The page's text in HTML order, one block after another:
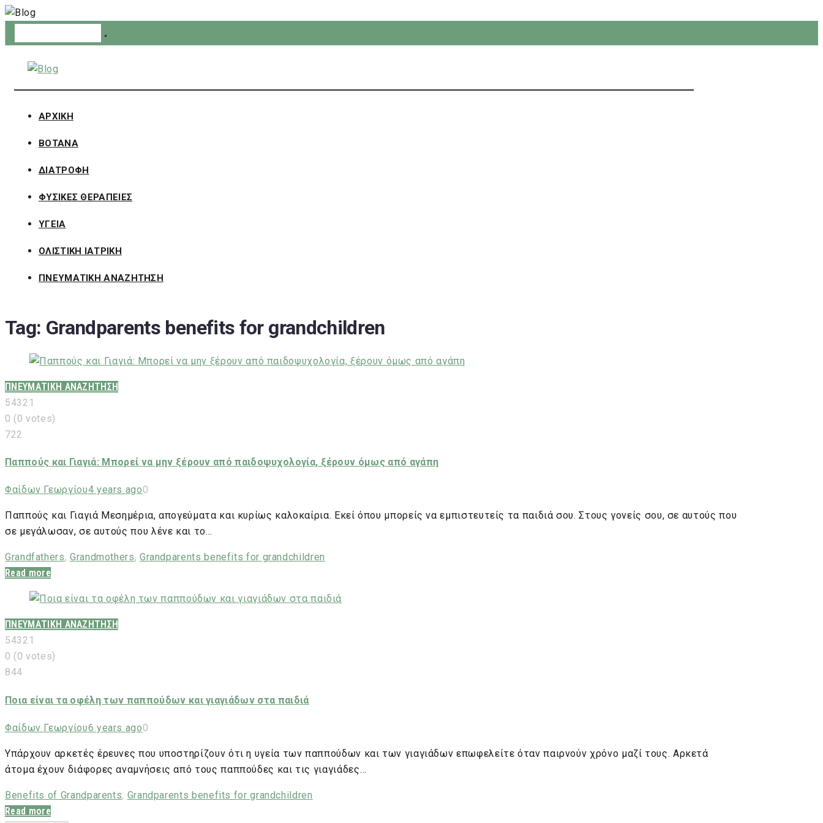
Skip
to
content
ΑΡΧΙΚΗ
ΒΟΤΑΝΑ
ΔΙΑΤΡΟΦΗ
ΦΥΣΙΚΕΣ ΘΕΡΑΠΕΙΕΣ
ΥΓΕΙΑ
ΟΛΙΣΤΙΚΗ ΙΑΤΡΙΚΗ
ΠΝΕΥΜΑΤΙΚΗ ΑΝΑΖΗΤΗΣΗ
Tag: Grandparents benefits for grandchildren
ΠΝΕΥΜΑΤΙΚΗ ΑΝΑΖΗΤΗΣΗ
543 2 1
0 (0 votes)
722
Παππούς και Γιαγιά: Μπορεί να μην ξέρουν από παιδοψυχολογία, ξέρουν όμως από αγάπη
Φαίδων Γεωργίου4 years ago0
Παππούς και Γιαγιά Μεσημέρια, απογεύματα και κυρίως καλοκαίρια. Εκεί όπου μπορείς να εμπιστευτείς τα παιδιά σου. Στους γονείς σου, σε αυτούς που
σε μεγάλωσαν, σε αυτούς που λένε και το…
Grandfathers, Grandmothers, Grandparents benefits for grandchildren
Read more
ΠΝΕΥΜΑΤΙΚΗ ΑΝΑΖΗΤΗΣΗ
543 2 1
0 (0 votes)
844
Ποια είναι τα οφέλη των παππούδων και γιαγιάδων στα παιδιά
Φαίδων Γεωργίου6 years ago0
Υπάρχουν αρκετές έρευνες που υποστηρίζουν ότι η υγεία των παππούδων και των γιαγιάδων επωφελείτε όταν παιρνούν χρόνο μαζί τους. Αρκετά
άτομα έχουν διάφορες αναμνήσεις από τους παππούδες και τις γιαγιάδες…
Benefits of Grandparents, Grandparents benefits for grandchildren
Read more